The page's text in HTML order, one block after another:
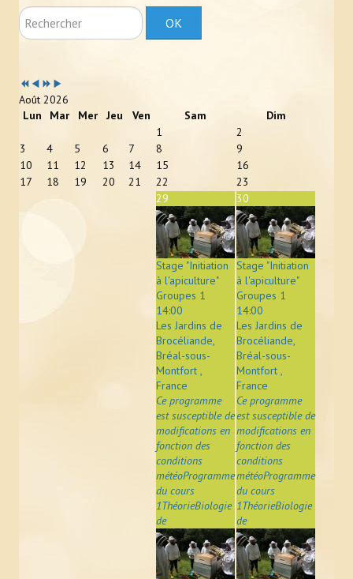
En pratique
Où trouver un apiculteur ?
Rechercher OK
précédente
précédent
suivante
suivant
Août 2026
Lun
Mar Mer Jeu Ven Sam
Dim
1
2
3
4 5 6 7 8
9
10
11 12 13 14 15
16
17
18 19 20 21 22 23
29
Stage "Initiation
à l'apiculture"
Groupes 1
14:00
Les Jardins de
Brocéliande,
Bréal-sous-
Montfort ,
France
Ce programme
est susceptible de
modifications en
fonction des
conditions
météoProgramme
du cours
1ThéorieBiologie
de
30
Stage "Initiation
à l'apiculture"
Groupes 1
14:00
Les Jardins de
Brocéliande,
Bréal-sous-
Montfort ,
France
Ce programme
est susceptible de
modifications en
fonction des
conditions
météoProgramme
du cours
1ThéorieBiologie
de